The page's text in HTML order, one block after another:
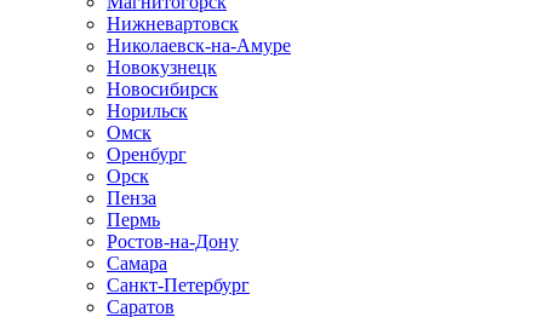
Нижневартовск
Николаевск-на-Амуре
Новокузнецк
Новосибирск
Норильск
Омск
Оренбург
Орск
Пенза
Пермь
Ростов-на-Дону
Самара
Санкт-Петербург
Саратов